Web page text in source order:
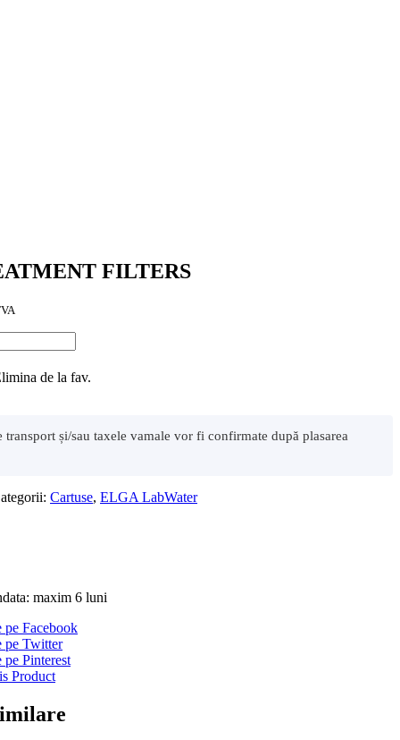
FILTERS
de la fav.
transport și/sau taxele vamale vor fi confirmate după plasarea
Cartuse, ELGA LabWater
maxim 6 luni
Facebook
pe Twitter
Pinterest
Product